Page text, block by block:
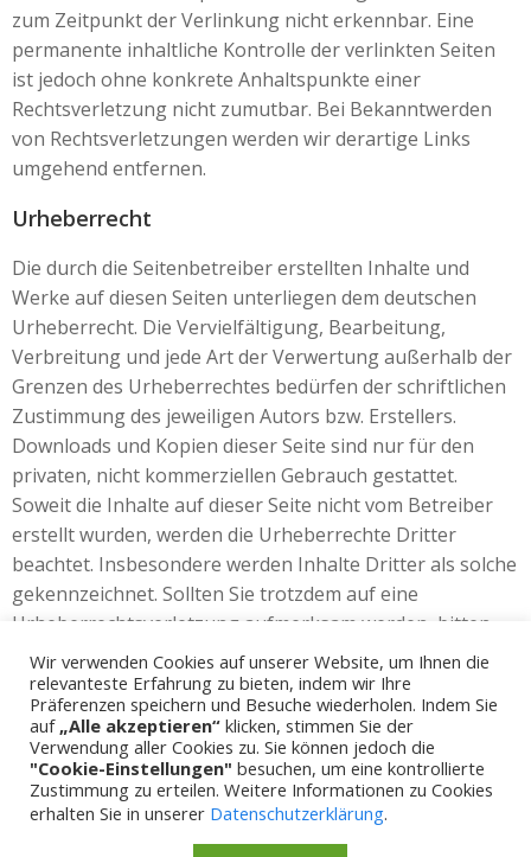
zum Zeitpunkt der Verlinkung nicht erkennbar. Eine
permanente inhaltliche Kontrolle der verlinkten Seiten
ist jedoch ohne konkrete Anhaltspunkte einer
Rechtsverletzung nicht zumutbar. Bei Bekanntwerden
von Rechtsverletzungen werden wir derartige Links
umgehend entfernen.
Urheberrecht
Die durch die Seitenbetreiber erstellten Inhalte und
Werke auf diesen Seiten unterliegen dem deutschen
Urheberrecht. Die Vervielfältigung, Bearbeitung,
Verbreitung und jede Art der Verwertung außerhalb der
Grenzen des Urheberrechtes bedürfen der schriftlichen
Zustimmung des jeweiligen Autors bzw. Erstellers.
Downloads und Kopien dieser Seite sind nur für den
privaten, nicht kommerziellen Gebrauch gestattet.
Soweit die Inhalte auf dieser Seite nicht vom Betreiber
erstellt wurden, werden die Urheberrechte Dritter
beachtet. Insbesondere werden Inhalte Dritter als solche
gekennzeichnet. Sollten Sie trotzdem auf eine
Urheberrechtsverletzung aufmerksam werden, bitten
wir um einen entsprechenden Hinweis. Bei
Bekanntwerden von Rechtsverletzungen werden wir
derartige Inhalte umgehend entfernen.
© 2026 Therapiezentrum Miegel. Erstellt mit
Wir verwenden Cookies auf unserer Website, um Ihnen die
relevanteste Erfahrung zu bieten, indem wir Ihre
Präferenzen speichern und Besuche wiederholen. Indem Sie
auf „Alle akzeptieren“ klicken, stimmen Sie der
Verwendung aller Cookies zu. Sie können jedoch die
"Cookie-Einstellungen" besuchen, um eine kontrollierte
Zustimmung zu erteilen. Weitere Informationen zu Cookies
erhalten Sie in unserer Datenschutzerklärung.